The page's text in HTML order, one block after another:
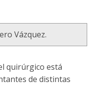
Vázquez.
quirúrgico está
de distintas